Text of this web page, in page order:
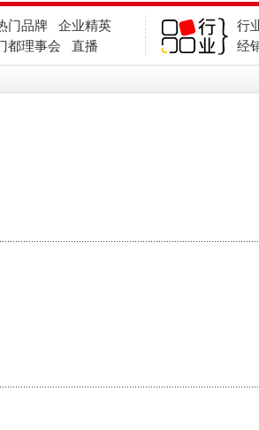
门品牌
企业精英
都理事会 直播
行
经